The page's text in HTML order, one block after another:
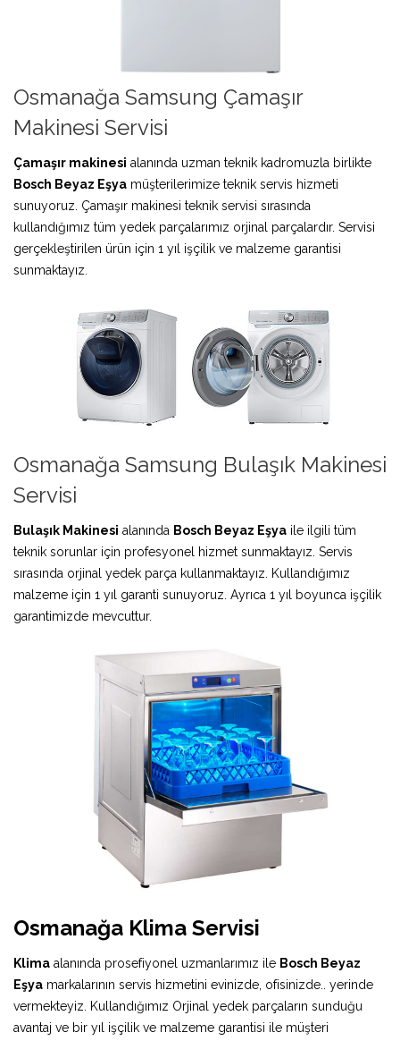
Osmanağa Samsung Çamaşır
Makinesi Servisi
Çamaşır makinesi alanında uzman teknik kadromuzla birlikte
Bosch Beyaz Eşya müşterilerimize teknik servis hizmeti
sunuyoruz. Çamaşır makinesi teknik servisi sırasında
kullandığımız tüm yedek parçalarımız orjinal parçalardır. Servisi
gerçekleştirilen ürün için 1 yıl işçilik ve malzeme garantisi
sunmaktayız.
Osmanağa Samsung Bulaşık Makinesi
Servisi
Bulaşık Makinesi alanında Bosch Beyaz Eşya ile ilgili tüm
teknik sorunlar için profesyonel hizmet sunmaktayız. Servis
sırasında orjinal yedek parça kullanmaktayız. Kullandığımız
malzeme için 1 yıl garanti sunuyoruz. Ayrıca 1 yıl boyunca işçilik
garantimizde mevcuttur.
Osmanağa Klima Servisi
Klima alanında prosefiyonel uzmanlarımız ile Bosch Beyaz
Eşya markalarının servis hizmetini evinizde, ofisinizde.. yerinde
vermekteyiz. Kullandığımız Orjinal yedek parçaların sunduğu
avantaj ve bir yıl işçilik ve malzeme garantisi ile müşteri